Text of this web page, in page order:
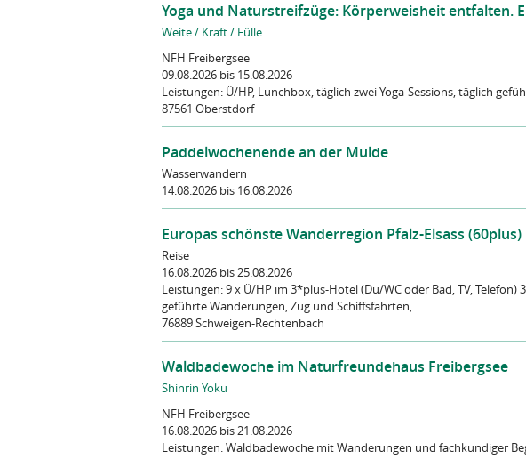
Yoga und Naturstreifzüge: Körperweisheit entfalten.
Weite / Kraft / Fülle
NFH Freibergsee
09.08.2026 bis 15.08.2026
Leistungen: Ü/HP, Lunchbox, täglich zwei Yoga-Sessions, täglich
87561 Oberstdorf
Paddelwochenende an der Mulde
Wasserwandern
14.08.2026 bis 16.08.2026
Europas schönste Wanderregion Pfalz-Elsass (60plus)
Reise
16.08.2026 bis 25.08.2026
Leistungen:9 x Ü/HP im 3*plus-Hotel (Du/WC oder Bad, TV,
geführte Wanderungen, Zug und Schiffsfahrten,...
76889 Schweigen-Rechtenbach
Waldbadewoche im Naturfreundehaus Freibergsee
Shinrin Yoku
NFH Freibergsee
16.08.2026 bis 21.08.2026
Leistungen:Waldbadewoche mit Wanderungen und fachkundiger